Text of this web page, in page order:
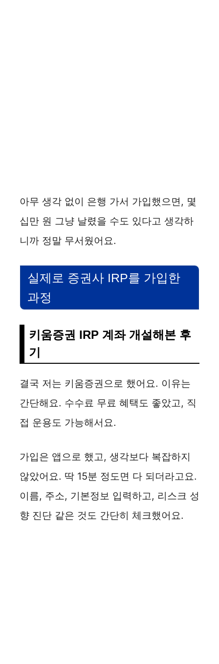
아무 생각 없이 은행 가서 가입했으면, 몇
십만 원 그냥 날렸을 수도 있다고 생각하
니까 정말 무서웠어요.
실제로 증권사 IRP를 가입한
과정
키움증권 IRP 계좌 개설해본 후
기
결국 저는 키움증권으로 했어요. 이유는
간단해요. 수수료 무료 혜택도 좋았고, 직
접 운용도 가능해서요.
가입은 앱으로 했고, 생각보다 복잡하지
않았어요. 딱 15분 정도면 다 되더라고요.
이름, 주소, 기본정보 입력하고, 리스크 성
향 진단 같은 것도 간단히 체크했어요.